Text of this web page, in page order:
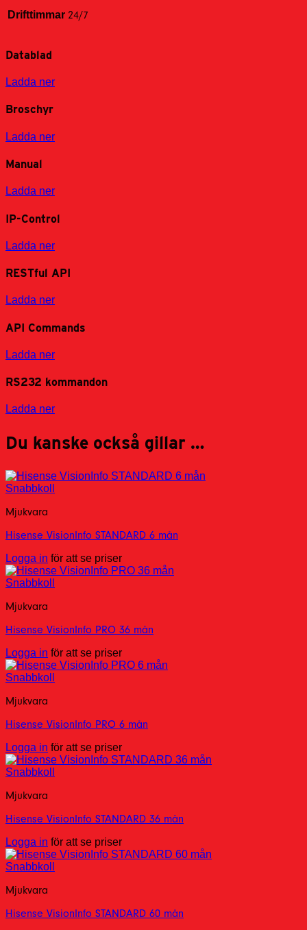
Drifttimmar 24/7
Datablad
Ladda ner
Broschyr
Ladda ner
Manual
Ladda ner
IP-Control
Ladda ner
RESTful API
Ladda ner
API Commands
Ladda ner
RS232 kommandon
Ladda ner
Du kanske också gillar …
Snabbkoll
Mjukvara
Hisense VisionInfo STANDARD 6 mån
Logga in för att se priser
Snabbkoll
Mjukvara
Hisense VisionInfo PRO 36 mån
Logga in för att se priser
Snabbkoll
Mjukvara
Hisense VisionInfo PRO 6 mån
Logga in för att se priser
Snabbkoll
Mjukvara
Hisense VisionInfo STANDARD 36 mån
Logga in för att se priser
Snabbkoll
Mjukvara
Hisense VisionInfo STANDARD 60 mån